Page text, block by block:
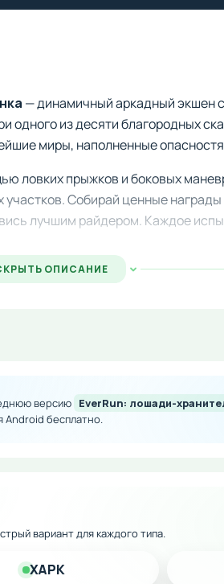
— динамичный аркадный экшен
из десяти благородных
миры, наполненные
ловких прыжков и боковых
Собирай ценные
лучшим райдером. Каждое
коней и модифицируй своего
и аксессуаров
ОПИСАНИЕ
версию EverRun: лошади-
Android бесплатно.
вариант для каждого типа.
XAPK